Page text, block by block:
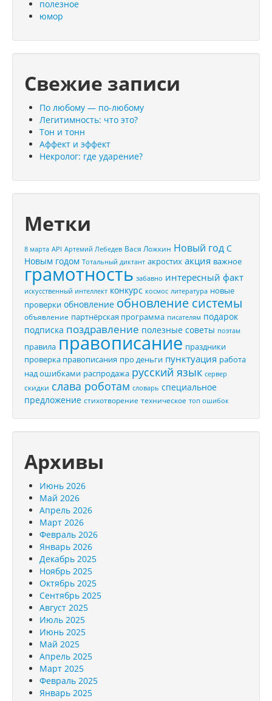
полезное
юмор
Свежие записи
По любому — по-любому
Легитимность: что это?
Тон и тонн
Аффект и эффект
Некролог: где ударение?
Метки
8 марта API Артемий Лебедев Вася Ложкин Новый год С
Новым годом Тотальный диктант акростих акция важное
грамотность забавно интересный факт
искусственный интеллект конкурс космос литература новые
проверки обновление обновление системы
объявление партнёрская программа писателям подарок
подписка поздравление полезные советы поэтам
правила правописание праздники
проверка правописания про деньги пунктуация работа
над ошибками распродажа русский язык сервер
скидки слава роботам словарь специальное
предложение стихотворение техническое топ ошибок
Архивы
Июнь 2026
Май 2026
Апрель 2026
Март 2026
Февраль 2026
Январь 2026
Декабрь 2025
Ноябрь 2025
Октябрь 2025
Сентябрь 2025
Август 2025
Июль 2025
Июнь 2025
Май 2025
Апрель 2025
Март 2025
Февраль 2025
Январь 2025